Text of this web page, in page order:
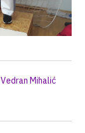
Vedran Mihalić